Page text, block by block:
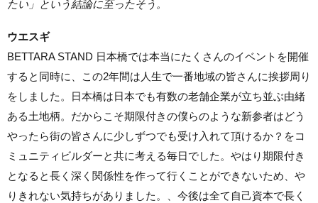
たい」という結論に至ったそう。
ウエスギ
BETTARA STAND 日本橋では本当にたくさんのイベントを開催
すると同時に、この2年間は人生で一番地域の皆さんに挨拶周り
をしました。日本橋は日本でも有数の老舗企業が立ち並ぶ由緒
ある土地柄。だからこそ期限付きの僕らのような新参者はどう
やったら街の皆さんに少しずつでも受け入れて頂けるか？をコ
ミュニティビルダーと共に考える毎日でした。やはり期限付き
となると長く深く関係性を作って行くことができないため、や
りきれない気持ちがありました。、今後は全て自己資本で長く